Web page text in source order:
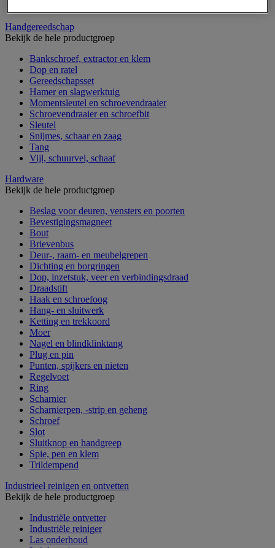
Handgereedschap
Bekijk de hele productgroep
Bankschroef, extractor en klem
Dop en ratel
Gereedschapsset
Hamer en slagwerktuig
Momentsleutel en schroevendraaier
Schroevendraaier en schroefbit
Sleutel
Snijmes, schaar en zaag
Tang
Vijl, schuurvel, schaaf
Hardware
Bekijk de hele productgroep
Beslag voor deuren, vensters en poorten
Bevestigingsmagneet
Bout
Brievenbus
Deur-, raam- en meubelgrepen
Dichting en borgringen
Dop, inzetstuk, veer en verbindingsdraad
Draadstift
Haak en schroefoog
Hang- en sluitwerk
Ketting en trekkoord
Moer
Nagel en blindklinktang
Plug en pin
Punten, spijkers en nieten
Regelvoet
Ring
Scharnier
Scharnierpen, -strip en geheng
Schroef
Slot
Sluitknop en handgreep
Spie, pen en klem
Trildempend
Industrieel reinigen en ontvetten
Bekijk de hele productgroep
Industriële ontvetter
Industriële reiniger
Las onderhoud